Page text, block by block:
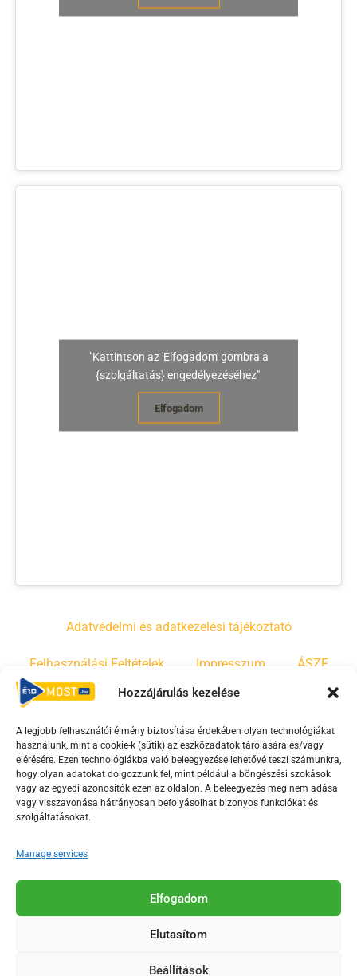
Hozzájárulás kezelése
A legjobb felhasználói élmény biztosítása érdekében olyan technológiákat
használunk, mint a cookie-k (sütik) az eszközadatok tárolására és/vagy
elérésére. Ezen technológiákba való beleegyezése lehetővé teszi számunkra,
hogy olyan adatokat dolgozzunk fel, mint például a böngészési szokások
vagy az egyedi azonosítók ezen az oldalon. A beleegyezés meg nem adása
vagy visszavonása hátrányosan befolyásolhat bizonyos funkciókat és
szolgáltatásokat.
Manage services
Elfogadom
Elutasítom
Beállítások
"Kattintson az 'Elfogadom' gombra a
{szolgáltatás} engedélyezéséhez"
Elfogadom
Adatvédelmi és adatkezelési tájékoztató
Felhasználási Feltételek Impresszum ÁSZF
Irányelvek Moderálási szabályzat
F
a
c
e
o
o
-
Y
o
u
t
b
e
s
T
i
k
Az Érd Média médiaszolgáltatási tevékenységét a
Médiatanács a Magyar Média Mecenatúra program